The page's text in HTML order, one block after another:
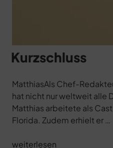
Kurzschluss
MatthiasAls Chef-
hat nicht nur weltweit alle
Matthias arbeitete als
Florida. Zudem erhielt er …
„Kurzschluss“
weiterlesen